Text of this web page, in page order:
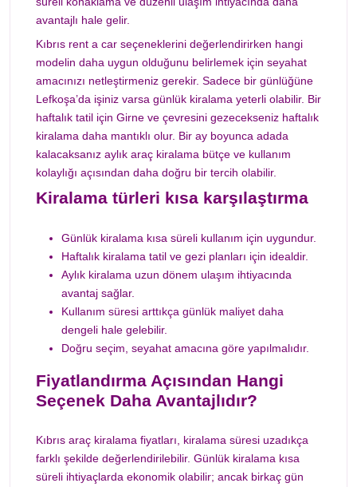
avantajlı hale gelir.
Kıbrıs rent a car seçeneklerini değerlendirirken hangi
modelin daha uygun olduğunu belirlemek için seyahat
amacınızı netleştirmeniz gerekir. Sadece bir günlüğüne
Lefkoşa’da işiniz varsa günlük kiralama yeterli olabilir. Bir
haftalık tatil için Girne ve çevresini gezecekseniz haftalık
kiralama daha mantıklı olur. Bir ay boyunca adada
kalacaksanız aylık araç kiralama bütçe ve kullanım
kolaylığı açısından daha doğru bir tercih olabilir.
Kiralama türleri kısa karşılaştırma
Günlük kiralama kısa süreli kullanım için uygundur.
Haftalık kiralama tatil ve gezi planları için idealdir.
Aylık kiralama uzun dönem ulaşım ihtiyacında
avantaj sağlar.
Kullanım süresi arttıkça günlük maliyet daha
dengeli hale gelebilir.
Doğru seçim, seyahat amacına göre yapılmalıdır.
Fiyatlandırma Açısından Hangi
Seçenek Daha Avantajlıdır?
Kıbrıs araç kiralama fiyatları, kiralama süresi uzadıkça
farklı şekilde değerlendirilebilir. Günlük kiralama kısa
süreli ihtiyaçlarda ekonomik olabilir; ancak birkaç gün